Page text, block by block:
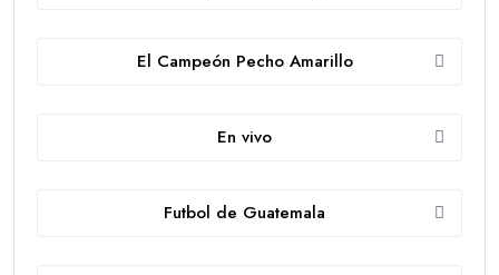
El Campeón Pecho Amarillo
En vivo
Futbol de Guatemala